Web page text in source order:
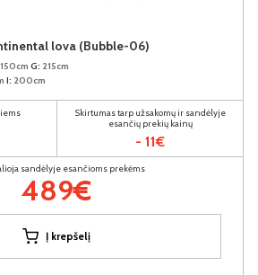
lova (Bubble-06)
150cm G: 215cm
I: 200cm
Skirtumas tarp užsakomų ir sandėlyje
esančių prekių kainų
- 11€
sandėlyje esančioms prekėms
489€
Į krepšelį